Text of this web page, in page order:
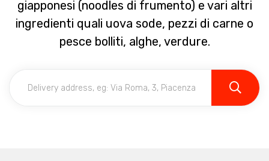
giapponesi (noodles di frumento) e vari altri
ingredienti quali uova sode, pezzi di carne o
pesce bolliti, alghe, verdure.